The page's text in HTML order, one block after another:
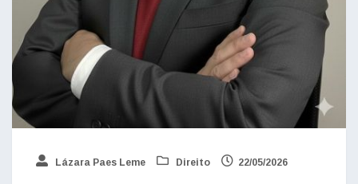
Lázara Paes Leme Direito 22/05/2026